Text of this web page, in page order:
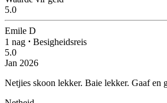
5.0
Emile D
1 nag ⋅ Besigheidsreis
5.0
Jan 2026
Netjies skoon lekker. Baie lekker. Gaaf en